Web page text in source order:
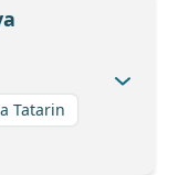
Tatarin